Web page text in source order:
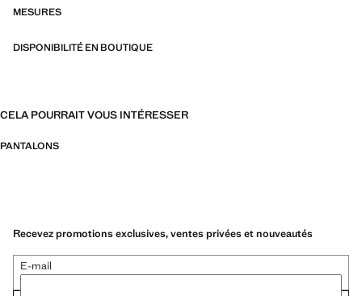
MESURES
DISPONIBILITÉ EN BOUTIQUE
CELA POURRAIT VOUS INTÉRESSER
PANTALONS
Recevez promotions exclusives, ventes privées et nouveautés
E-mail